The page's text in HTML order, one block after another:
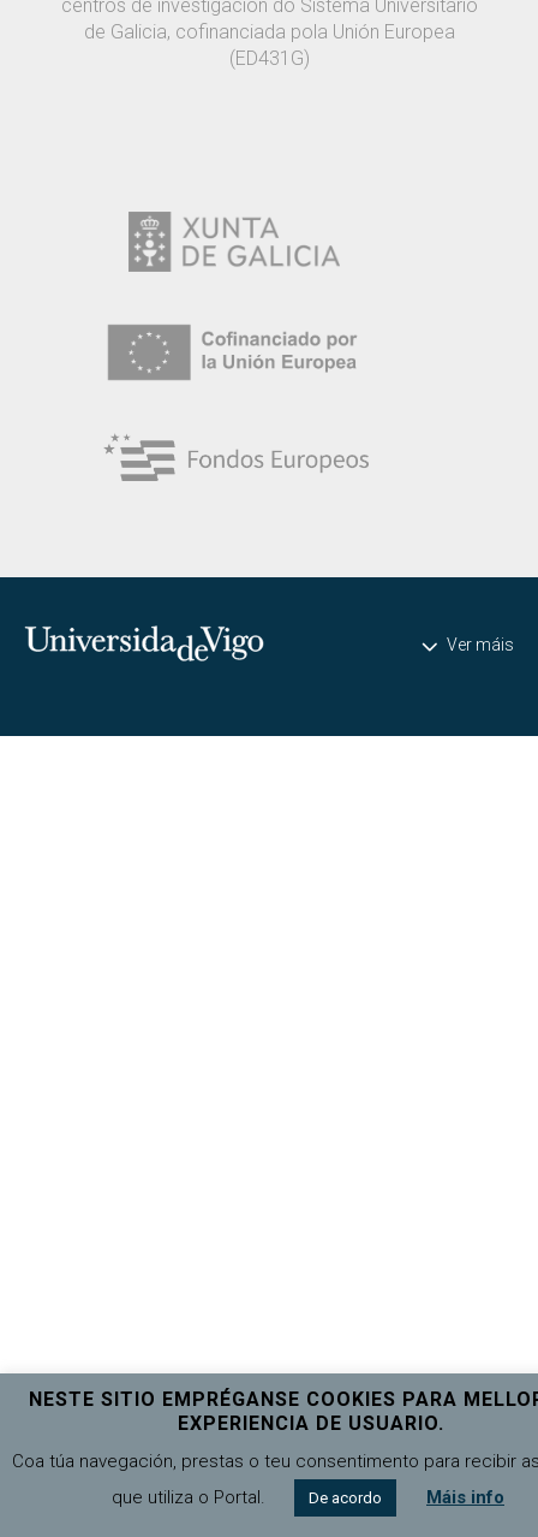
centros de investigación do Sistema Universitario
de Galicia, cofinanciada pola Unión Europea
(ED431G)
Universidade de Vigo Ver máis
NESTE SITIO EMPRÉGANSE COOKIES PARA
EXPERIENCIA DE USUARIO.
Coa túa navegación, prestas o teu consentimento para recibir
que utiliza o Portal.
De acordo Máis info